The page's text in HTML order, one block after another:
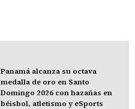
Panamá alcanza su octava
medalla de oro en Santo
Domingo 2026 con hazañas en
béisbol, atletismo y eSports